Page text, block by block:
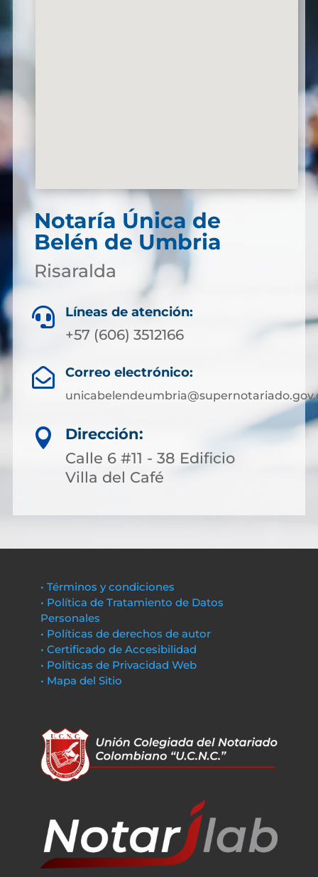
Notaría Única de
Belén de Umbria
Risaralda
 Líneas de atención:
+57 (606) 3512166
 Correo electrónico:

Dirección:
Calle 6 #11 - 38 Edificio
Villa del Café
• Términos y condiciones
• Política de Tratamiento de Datos
Personales
• Políticas de derechos de autor
• Certificado de Accesibilidad
• Políticas de Privacidad Web
• Mapa del Sitio